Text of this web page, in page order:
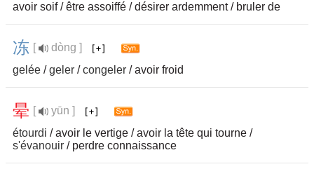
avoir soif / être assoiffé / désirer ardemment / bruler de
冻 [
dòng ]
gelée /geler /congeler / avoir froid
晕 [
yūn ]
étourdi / avoir le vertige / avoir la tête qui tourne /
s'évanouir / perdre connaissance